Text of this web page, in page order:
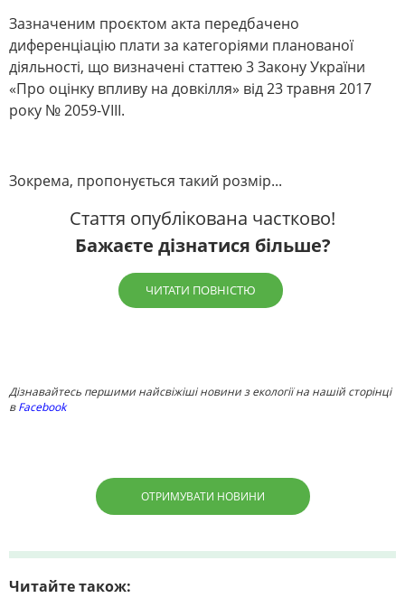
Зазначеним проєктом акта передбачено
диференціацію плати за категоріями планованої
діяльності, що визначені статтею 3 Закону України
«Про оцінку впливу на довкілля» від 23 травня 2017
року № 2059-VIII.
Зокрема, пропонується такий розмір...
Стаття опублікована частково!
Бажаєте дізнатися більше?
ЧИТАТИ ПОВНІСТЮ
Дізнавайтесь першими найсвіжіші новини з екології на нашій сторінці
вFacebook
ОТРИМУВАТИ НОВИНИ
Читайте також: